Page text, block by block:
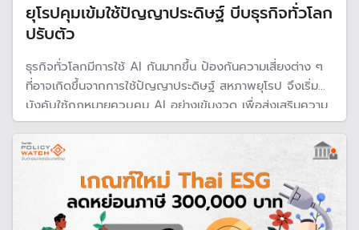
ยุโรปคุมเข้มใช้ปัญญาประดิษฐ์ บีบธุรกิจทั่วโลก
ปรับตัว
ธุรกิจทั่วโลกมีการใช้ AI กันมากขึ้น ป้องกันความเสี่ยงต่าง ๆ
ที่อาจเกิดขึ้นจากการใช้ปัญญาประดิษฐ์ สหภาพยุโรป จึงเริ่ม
บังคับใช้กฎหมายควบคุม AI อย่างเข้มงวด เพื่อส่งเสริมความ
โปร่งใส ความรับผิดชอบ และความไว้วางใจของสาธารณะ